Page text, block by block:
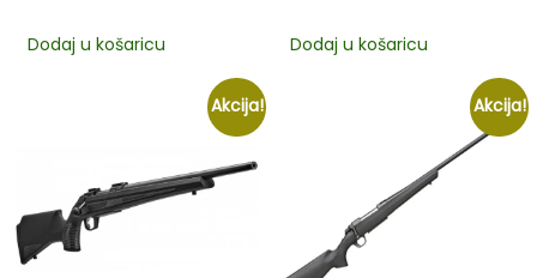
Dodaj u košaricu Dodaj u košaricu
Akcija! Akcija!